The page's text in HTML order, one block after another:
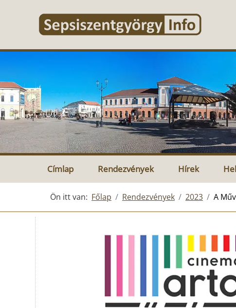
Címlap Rendezvények Hírek
Ön itt van: Főlap Rendezvények 2023 A